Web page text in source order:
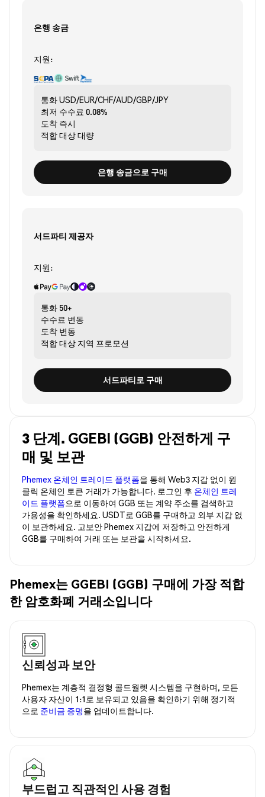
은행 송금
지원:
통화USD/EUR/CHF/AUD/GBP/JPY
최저 수수료 0.08%
도착 즉시
적합 대상대량
은행 송금으로 구매
서드파티 제공자
지원:
통화 50+
수수료 변동
도착 변동
적합 대상 지역 프로모션
서드파티로 구매
3 단계. GGEBI (GGB) 안전하게 구
매 및 보관
Phemex 온체인 트레이드 플랫폼을 통해 Web3 지갑 없이 원
클릭 온체인 토큰 거래가 가능합니다. 로그인 후 온체인 트레
이드 플랫폼으로 이동하여 GGB 또는 계약 주소를 검색하고
가용성을 확인하세요. USDT로 GGB를 구매하고 외부 지갑 없
이 보관하세요. 고보안 Phemex 지갑에 저장하고 안전하게
GGB를 구매하여 거래 또는 보관을 시작하세요.
Phemex는 GGEBI (GGB) 구매에 가장 적합
한 암호화폐 거래소입니다
신뢰성과 보안
Phemex는 계층적 결정형 콜드월렛 시스템을 구현하며, 모든
사용자 자산이 1:1로 보유되고 있음을 확인하기 위해 정기적
으로 준비금 증명을 업데이트합니다.
부드럽고 직관적인 사용 경험